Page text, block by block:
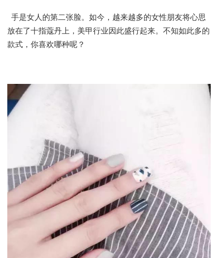
手是女人的第二张脸。如今，越来越多的女性朋友将心思
放在了十指蔻丹上，美甲行业因此盛行起来。不知如此多的
款式，你喜欢哪种呢？